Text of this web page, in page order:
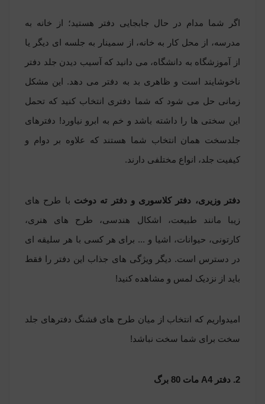
اگر شما مدام در حال جابجایی دفتر هستید؛ از خانه به
مدرسه، از محل کار به خانه، از سمینار به جلسه ای دیگر یا
از آموزشگاه به دانشگاه، می دانید که آسیب دیدن جلد دفتر
ناخوشایند است و ظاهری بد به دفتر می دهد. این مشکل
زمانی حل می شود که شما دفتری انتخاب کنید که تحمل
این سختی ها را داشته باشد و خم به ابرو نیاورد! دفترهای
جلدسخت همان انتخاب شما هستند که علاوه بر دوام و
کیفیت جلد، انواع مختلفی دارند.
دفتر وزیری، دفتر کلاسوری و دفتر ته دوخت با طرح های
زیبا مانند طبیعت، اشکال هندسی، طرح های هنری،
کارتونی، حیوانات، اشیا و ... برای هر کسی با هر سلیقه ای
در دسترس است. دیگر ویژگی های جذاب این دفتر را فقط
باید از نزدیک لمس و مشاهده کنید!
امیدواریم که انتخاب از میان طرح های قشنگ دفترهای جلد
سخت برای شما سخت نباشد!
2. دفتر A4 مات 80 برگ